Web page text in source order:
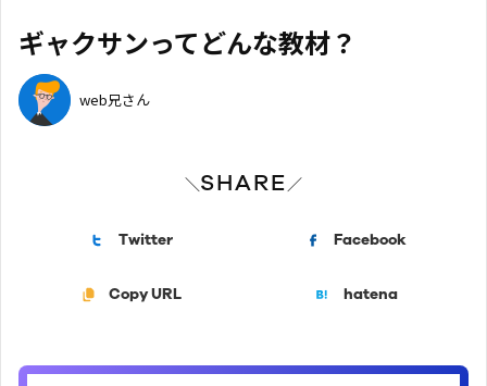
ギャクサンってどんな教材？
web兄さん
＼SHARE／
Twitter Facebook
Copy URL hatena